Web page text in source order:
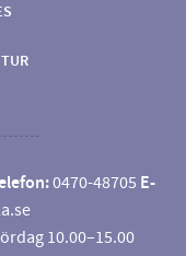
0470-48705 E-
10.00–15.00